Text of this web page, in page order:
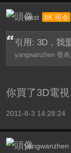
west 8K 司令
引用: 3D，我
yangwanzhen 發表
你買了3D電
2011-8-3 14:28:24
yangwanzhen